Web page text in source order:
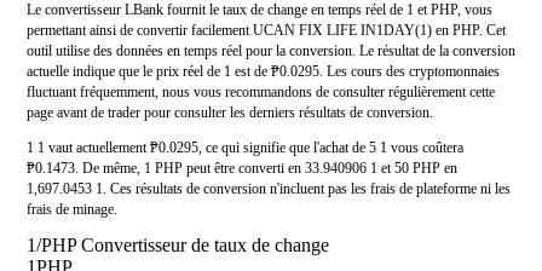
Le convertisseur LBank fournit le taux de change en temps réel de 1 et PHP, vous
permettant ainsi de convertir facilement UCAN FIX LIFE IN1DAY(1) en PHP. Cet
outil utilise des données en temps réel pour la conversion. Le résultat de la conversion
actuelle indique que le prix réel de 1 est de ₱0.0295. Les cours des cryptomonnaies
fluctuant fréquemment, nous vous recommandons de consulter régulièrement cette
page avant de trader pour consulter les derniers résultats de conversion.
1 1 vaut actuellement ₱0.0295, ce qui signifie que l'achat de 5 1 vous coûtera
₱0.1473. De même, 1 PHP peut être converti en 33.940906 1 et 50 PHP en
1,697.0453 1. Ces résultats de conversion n'incluent pas les frais de plateforme ni les
frais de minage.
1/PHP Convertisseur de taux de change